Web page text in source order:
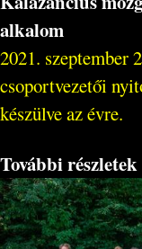
alkalom
2021. szeptember
csoportvezetői
készülve az évre.
További részletek